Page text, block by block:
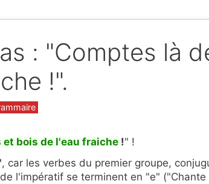
: "Comptes là
!".
bois de l'eau fraiche !" !
, car les verbes du premier groupe,
l'impératif se terminent en "e"